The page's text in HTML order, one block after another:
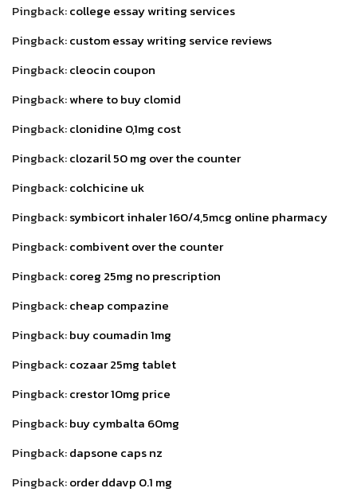
Pingback:college essay writing services
Pingback:custom essay writing service reviews
Pingback:cleocin coupon
Pingback:where to buy clomid
Pingback:clonidine 0,1mg cost
Pingback:clozaril 50 mg over the counter
Pingback:colchicine uk
Pingback:symbicort inhaler 160/4,5mcg online pharmacy
Pingback:combivent over the counter
Pingback:coreg 25mg no prescription
Pingback:cheap compazine
Pingback:buy coumadin 1mg
Pingback:cozaar 25mg tablet
Pingback:crestor 10mg price
Pingback:buy cymbalta 60mg
Pingback:dapsone caps nz
Pingback:order ddavp 0.1 mg